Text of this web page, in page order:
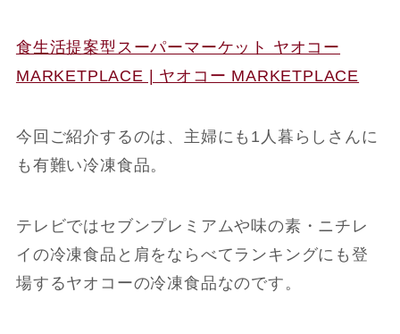
食生活提案型スーパーマーケット ヤオコー
MARKETPLACE | ヤオコー MARKETPLACE
今回ご紹介するのは、主婦にも1人暮らしさんに
も有難い冷凍食品。
テレビではセブンプレミアムや味の素・ニチレ
イの冷凍食品と肩をならべてランキングにも登
場するヤオコーの冷凍食品なのです。